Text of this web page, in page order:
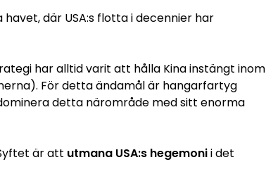
där USA:s flotta i decennier har
har alltid varit att hålla Kina instängt inom
För detta ändamål är hangarfartyg
detta närområde med sitt enorma
är att utmana USA:s hegemonii det